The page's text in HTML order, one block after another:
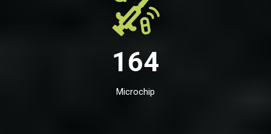
164
Microchip